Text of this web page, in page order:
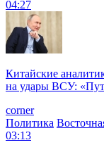
04:27
Китайские
на удары ВСУ:
corner
Политика
03:13